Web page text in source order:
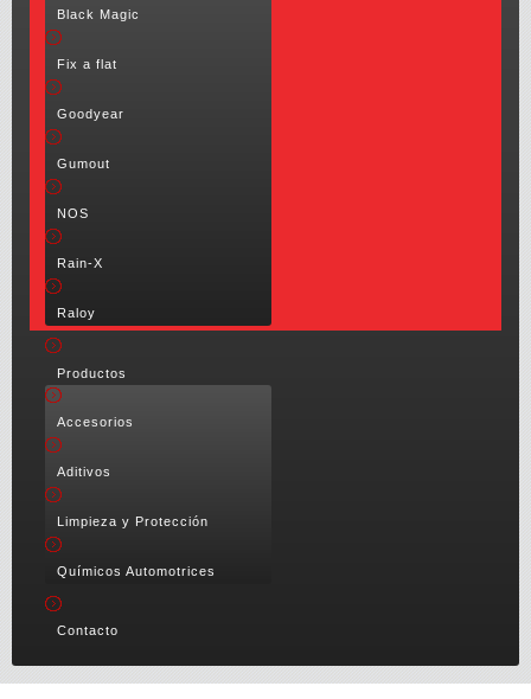
Black Magic
Fix a flat
Goodyear
Gumout
NOS
Rain-X
Raloy
Productos
Accesorios
Aditivos
Limpieza y Protección
Químicos Automotrices
Contacto